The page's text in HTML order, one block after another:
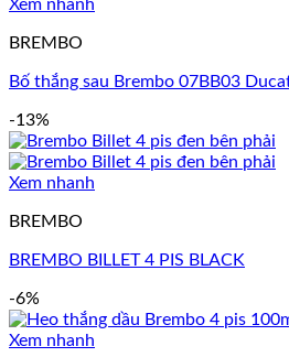
Xem nhanh
BREMBO
Bố thắng sau Brembo 07BB03
-13%
Xem nhanh
BREMBO
BREMBO BILLET 4 PIS BLACK
-6%
Xem nhanh